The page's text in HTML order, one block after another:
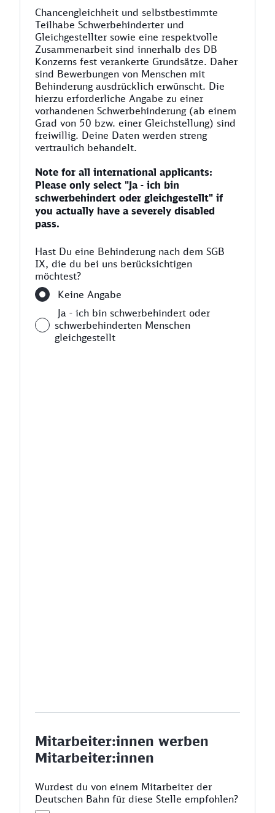
Chancengleichheit und selbstbestimmte
Teilhabe Schwerbehinderter und
Gleichgestellter sowie eine respektvolle
Zusammenarbeit sind innerhalb des DB
Konzerns fest verankerte Grundsätze. Daher
sind Bewerbungen von Menschen mit
Behinderung ausdrücklich erwünscht. Die
hierzu erforderliche Angabe zu einer
vorhandenen Schwerbehinderung (ab einem
Grad von 50 bzw. einer Gleichstellung) sind
freiwillig. Deine Daten werden streng
vertraulich behandelt.
Note for all international applicants:
Please only select "Ja - ich bin
schwerbehindert oder gleichgestellt" if
you actually have a severely disabled
pass.
Hast Du eine Behinderung nach dem SGB
IX, die du bei uns berücksichtigen
möchtest?
Keine Angabe
Ja - ich bin schwerbehindert oder
schwerbehinderten Menschen
gleichgestellt
Mitarbeiter:innen werben
Mitarbeiter:innen
Wurdest du von einem Mitarbeiter der
Deutschen Bahn für diese Stelle empfohlen?